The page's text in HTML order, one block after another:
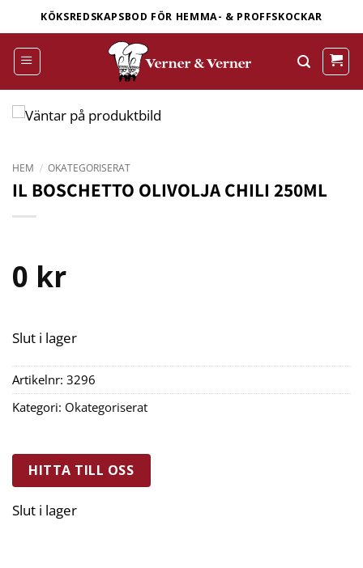
to
content
KÖKSREDSKAPSBOD FÖR HEMMA- & PROFFSKOCKAR
HEM / OKATEGORISERAT
IL BOSCHETTO OLIVOLJA CHILI 250ML
0 kr
Slut i lager
Artikelnr: 3296
Kategori: Okategoriserat
HITTA TILL OSS
Slut i lager